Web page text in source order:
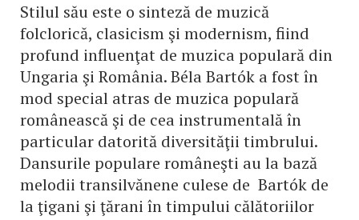
Stilul său este o sinteză de muzică
folclorică, clasicism şi modernism, fiind
profund influenţat de muzica populară din
Ungaria şi România. Béla Bartók a fost în
mod special atras de muzica populară
românească şi de cea instrumentală în
particular datorită diversităţii timbrului.
Dansurile populare româneşti au la bază
melodii transilvănene culese de Bartók de
la ţigani şi ţărani în timpului călătoriilor